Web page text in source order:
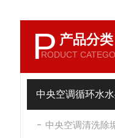
P 产品分类
RODUCT
中央空调循环水
中央空调清洗除